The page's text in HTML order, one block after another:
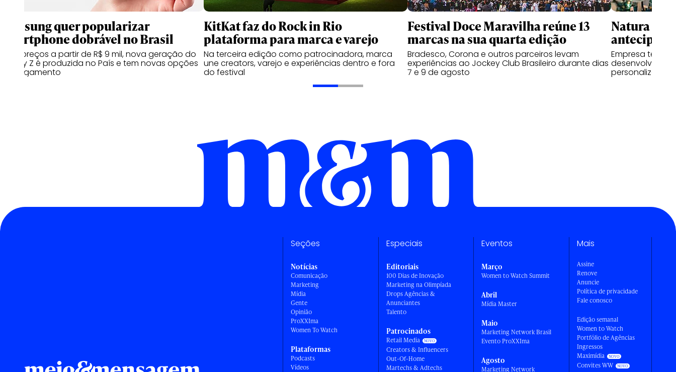
Samsung quer popularizar
smartphone dobrável no Brasil
Com preços a partir de R$ 9 mil, nova geração do
Galaxy Z é produzida no País e tem novas opções
de pagamento
KitKat faz do Rock in Rio
plataforma para marca e varejo
Na terceira edição como patrocinadora, marca
une creators, varejo e experiências dentro e fora
do festival
Festival Doce Maravilha reúne 13
marcas na sua quarta edição
Bradesco, Corona e outros parceiros levam
experiências ao Jockey Club Brasileiro durante dias
7 e 9 de agosto
Natura
antecipar
Empresa testa
desenvolvem
personalizadas
Seções
Notícias
Comunicação
Marketing
Mídia
Gente
Opinião
ProXXIma
Women To Watch
Plataformas
Podcasts
Vídeos
Especiais
Editoriais
100 Dias de Inovação
Marketing na Olimpíada
Drops Agências &
Anunciantes
Talento
Patrocinados
Retail Media
Creators & Influencers
Out-Of-Home
Martechs & Adtechs
Eventos
Março
Women to Watch Summit
Abril
Mídia Master
Maio
Marketing Network Brasil
Evento ProXXIma
Agosto
Marketing Network
Mais
Assine
Renove
Anuncie
Política de privacidade
Fale conosco
Edição semanal
Women to Watch
Portfólio de Agências
Ingressos
Maximídia
Convites WW